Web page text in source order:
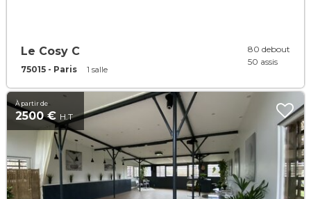
Le Cosy C
75015 - Paris 1 salle
80 debout
50 assis
À partir de
2500 € H.T